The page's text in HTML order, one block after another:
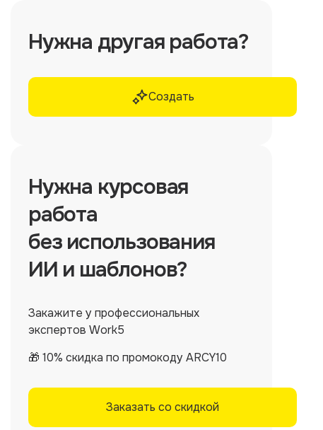
Нужна другая работа?
Создать
Нужна курсовая
работа
без использования
ИИ и шаблонов?
Закажите у профессиональных
экспертов Work5
🎁 10% скидка по промокоду ARCY10
Заказать со скидкой